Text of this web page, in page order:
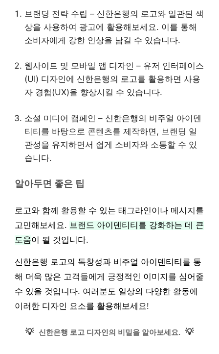
브랜딩 전략 수립 – 신한은행의 로고와 일관된 색
상을 사용하여 광고에 활용해보세요. 이를 통해
소비자에게 강한 인상을 남길 수 있습니다.
웹사이트 및 모바일 앱 디자인 – 유저 인터페이스
(UI) 디자인에 신한은행의 로고를 활용하면 사용
자 경험(UX)을 향상시킬 수 있습니다.
소셜 미디어 캠페인 – 신한은행의 비주얼 아이덴
티티를 바탕으로 콘텐츠를 제작하면, 브랜딩 일
관성을 유지하면서 쉽게 소비자와 소통할 수 있
습니다.
알아두면 좋은 팁
로고와 함께 활용할 수 있는 태그라인이나 메시지를
고민해보세요. 브랜드 아이덴티티를 강화하는 데 큰
도움이 될 것입니다.
신한은행 로고의 독창성과 비주얼 아이덴티티를 통
해 더욱 많은 고객들에게 긍정적인 이미지를 심어줄
수 있을 것입니다. 여러분도 일상의 다양한 활동에
이러한 디자인 요소를 활용해보세요!
💡 신한은행 로고 디자인의 비밀을 알아보세요. 💡